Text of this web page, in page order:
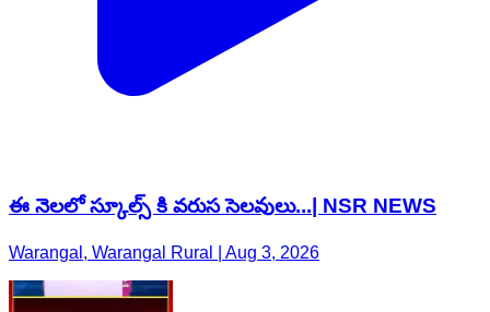
ఈ నెలలో స్కూల్స్ కి వరుస సెలవులు...| NSR NEWS
Warangal, Warangal Rural | Aug 3, 2026